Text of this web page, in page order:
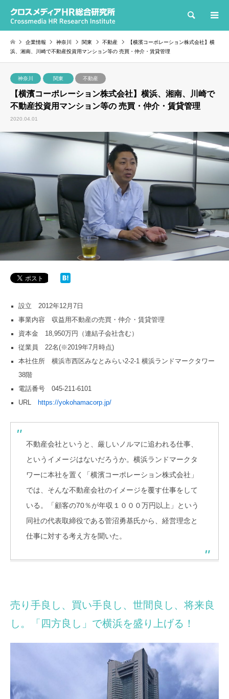
検索
企業情報 神奈川 関東 不動産
【横濱コーポレーション株式会社】横
浜、湘南、川崎で不動産投資用マンション等の 売買・仲介・賃貸管理
神奈川 関東 不動産
【横濱コーポレーション株式会社】横浜、湘南、川崎で
不動産投資用マンション等の 売買・仲介・賃貸管理
2020.04.01
設立 2012年12月7日
事業内容 収益用不動産の売買・仲介・賃貸管理
資本金 18,950万円（連結子会社含む）
従業員 22名(※2019年7月時点)
本社住所 横浜市西区みなとみらい2-2-1 横浜ランドマークタワー
38階
電話番号 045-211-6101
URL
https://yokohamacorp.jp/
不動産会社というと、厳しいノルマに追われる仕事、
というイメージはないだろうか。横浜ランドマークタ
ワーに本社を置く「横濱コーポレーション株式会社」
では、そんな不動産会社のイメージを覆す仕事をして
いる。「顧客の70％が年収１０００万円以上」という
同社の代表取締役である菅沼勇基氏から、経営理念と
仕事に対する考え方を聞いた。
売り手良し、買い手良し、世間良し、将来良
し。「四方良し」で横浜を盛り上げる！